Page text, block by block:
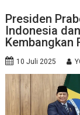
Presiden
Indonesia
Kembangkan
10 Juli 2025